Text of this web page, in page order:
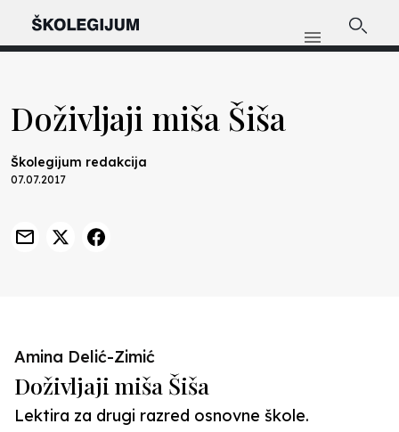
Doživljaji miša Šiša
Školegijum redakcija
07.07.2017
Amina Delić-Zimić
Doživljaji miša Šiša
Lektira za drugi razred osnovne škole.